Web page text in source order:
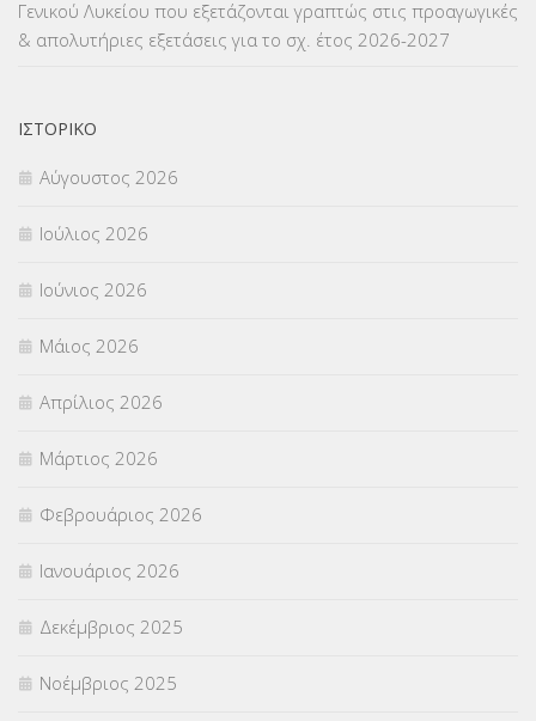
ΜΕΤΑΦΟΡΑ ΜΑΘΗΤΩΝ(3)
ΟΙΚΟΝΟΜΙΚΑ ΘΕΜΑΤΑ
Π.Ε.Κ. ΗΡΑΚΛΕΙΟΥ
ΠΑΝΕΛΛΑΔΙΚΕΣ ΕΞΕΤΑΣΕΙΣ
ΠΡΟΚΗΡΥΞΕΙΣ
ΣΕΜΙΝΑΡΙΑ – ΗΜΕΡΙΔΕΣ
ΣΕΠ(50)
ΣΤΕΛΕΧΗ (360)
ΣΥΜΒΟΥΛΕΥΤΙΚΟΣ ΣΤΑΘΜΟΣ ΝΕΩΝ
ΣΥΝΤΑΞΕΙΣ(12)
ΣΧΟΛΙΚΟΙ ΣΥΜΒΟΥΛΟΙ
ΥΠΕΡΑΡΙΘΜΟΙ(1)
Γενικού Λυκείου που εξετάζονται γραπτώς στις προαγωγικές
& απολυτήριες εξετάσεις για το σχ. έτος 2026-2027
ΙΣΤΟΡΙΚΌ
Αύγουστος 2026
Ιούλιος 2026
Ιούνιος 2026
Μάιος 2026
Απρίλιος 2026
Μάρτιος 2026
Φεβρουάριος 2026
Ιανουάριος 2026
Δεκέμβριος 2025
Νοέμβριος 2025